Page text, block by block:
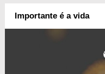
Importante é a vida